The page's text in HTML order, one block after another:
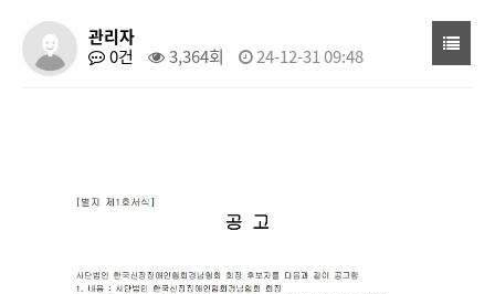
관리자
0건
3,364회 24-12-31 09:48